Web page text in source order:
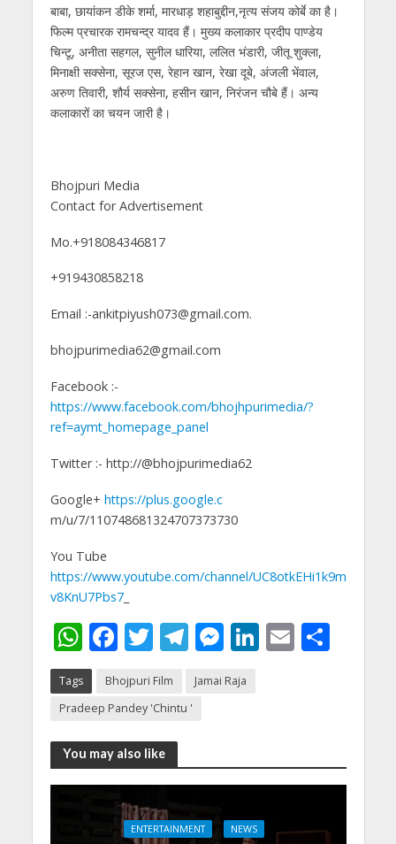
बाबा, छायांकन डीके शर्मा, मारधाड़ शहाबुद्दीन,नृत्य संजय कोर्बे का है।
फिल्म प्रचारक रामचन्द्र यादव हैं। मुख्य कलाकार प्रदीप पाण्डेय
चिन्टू, अनीता सहगल, सुनील धारिया, ललित भंडारी, जीतू शुक्ला,
मिनाक्षी सक्सेना, सूरज एस, रेहान खान, रेखा दूबे, अंजली भेंवाल,
अरुण तिवारी, शौर्य सक्सेना, हसीन खान, निरंजन चौबे हैं। अन्य
कलाकारों का चयन जारी है।
Bhojpuri Media
Contact for Advertisement
Mo.+918084346817
+919430858218
Email :-ankitpiyush073@gmail.com.
bhojpurimedia62@gmail.com
Facebook :-
https://www.facebook.com/bhojhpurimedia/?
ref=aymt_homepage_panel
Twitter :- http://@bhojpurimedia62
Google+ https://plus.google.c
m/u/7/110748681324707373730
You Tube
https://www.youtube.com/channel/UC8otkEHi1k9m
v8KnU7Pbs7_
W
h
at
s
A
p
F
e
b
o
o
k
T
itt
er
T
e
m
M
ss
g
Li
n
E S
Tags Bhojpuri Film
Jamai Raja
Pradeep Pandey 'Chintu '
You may also like
ENTERTAINMENT NEWS